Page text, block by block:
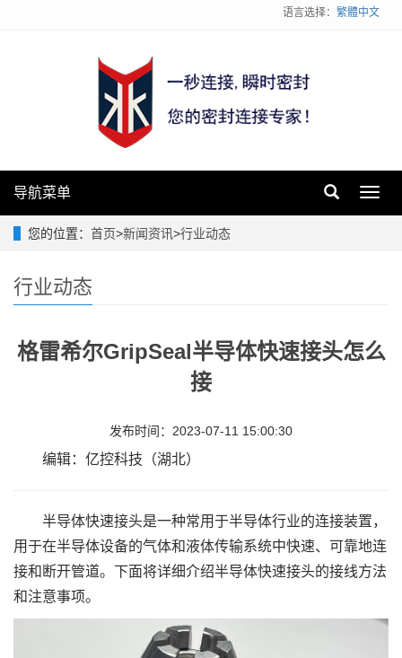
语言选择： 繁體中文
导航菜单
您的位置： 首页>新闻资讯>行业动态
行业动态
格雷希尔GripSeal半导体快速接头怎么
接
发布时间：2023-07-11 15:00:30
编辑：亿控科技（湖北）
半导体快速接头是一种常用于半导体行业的连接装置，
用于在半导体设备的气体和液体传输系统中快速、可靠地连
接和断开管道。下面将详细介绍半导体快速接头的接线方法
和注意事项。